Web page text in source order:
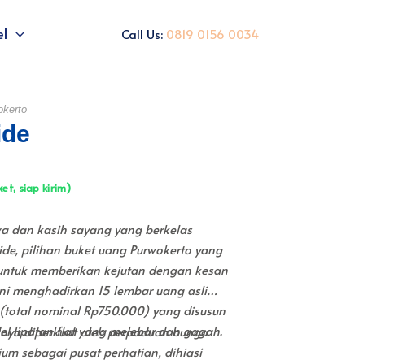
Call Us: 0819 0156 0034
siap kirim)
dan kasih sayang yang berkelas
pilihan buket uang Purwokerto yang
memberikan kejutan dengan kesan
menghadirkan 15 lembar uang asli
nominal Rp750.000) yang disusun
lipatan flat yang melebar dan gagah.
diperkuat oleh perpaduan bunga
sebagai pusat perhatian, dihiasi